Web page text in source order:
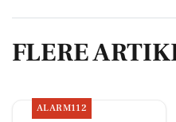
FLERE
ALARM112